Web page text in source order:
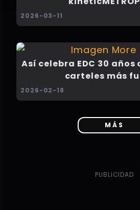
2026-03-11
Así celebra EDC 30 años
carteles más
2026-02-18
MÁS
PUBLICIDAD